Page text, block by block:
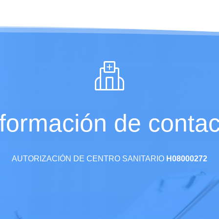
de
AUTORIZACIÓN DE CENTRO SANITARIO H08000272